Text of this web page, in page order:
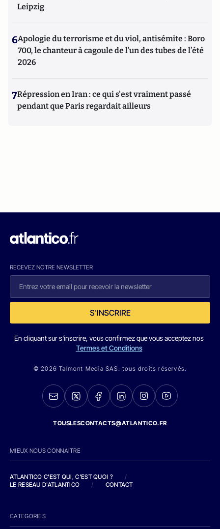
Leipzig
6Apologie du terrorisme et du viol, antisémite : Boro
700, le chanteur à cagoule de l’un des tubes de l’été
2026
7Répression en Iran : ce qui s'est vraiment passé
pendant que Paris regardait ailleurs
RECEVEZ NOTRE NEWSLETTER
S'INSCRIRE
En cliquant sur s'inscrire, vous confirmez que vous acceptez nos
Termes et Conditions
© 2026 Talmont Media SAS. tous droits réservés.
TOUSLESCONTACTS@ATLANTICO.FR
MIEUX NOUS CONNAITRE
ATLANTICO C'EST QUI, C'EST QUOI ?
/
LE RESEAU D'ATLANTICO
/ CONTACT
CATEGORIES